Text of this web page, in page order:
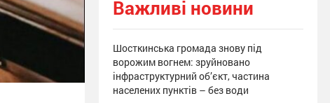
Важливі новини
Шосткинська громада знову під
ворожим вогнем: зруйновано
інфраструктурний об’єкт, частина
населених пунктів – без води